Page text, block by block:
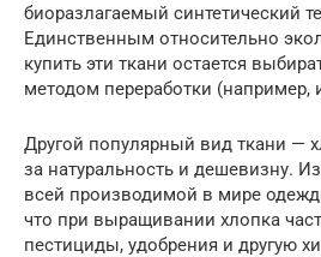
биоразлагаемый синтетический
Единственным относительно
купить эти ткани остается
методом переработки (например,
Другой популярный вид ткани —
за натуральность и дешевизну.
всей производимой в мире
что при выращивании хлопка
пестициды, удобрения и другую